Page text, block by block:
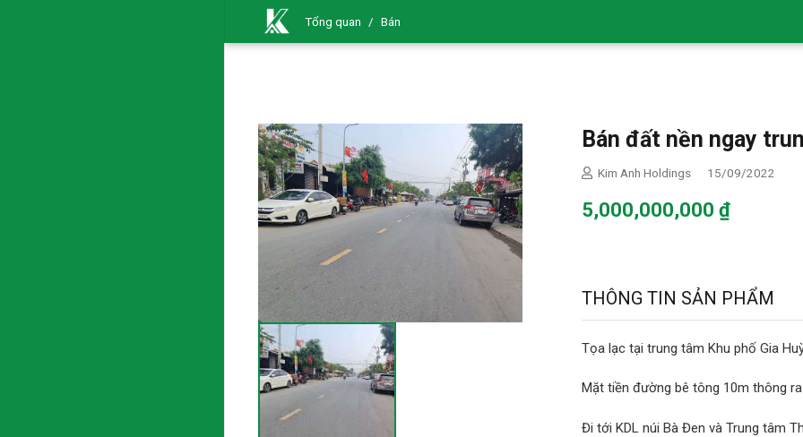
Tổng quan / Bán
Bán đất nền ngay
Kim Anh Holdings 15/09/2022
5,000,000,000₫
THÔNG TIN SẢN PHẨM
Tọa lạc tại trung tâm Khu phố Gia
Mặt tiền đường bê tông 10m thông
Đi tới KDL núi Bà Đen và Trung tâm